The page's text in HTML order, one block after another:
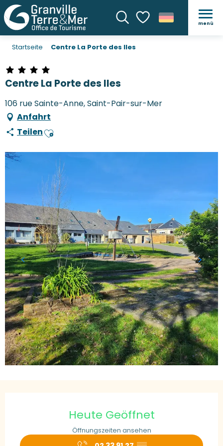
SucheVoir les favoris
menü
Startseite Centre La Porte des Iles
Centre La Porte des Iles
106 rue Sainte-Anne, Saint-Pair-sur-Mer
Anfahrt
TeilenAjouter aux favoris
Heute Geöffnet
Öffnungszeiten ansehen